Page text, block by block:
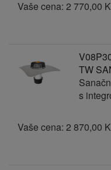
Vaše cena: 2 770,00
TW
s
Vaše cena: 2 870,00